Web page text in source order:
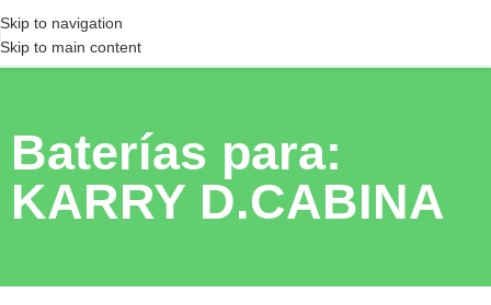
Skip to navigation
Skip to main content
Baterías para:
KARRY D.CABINA